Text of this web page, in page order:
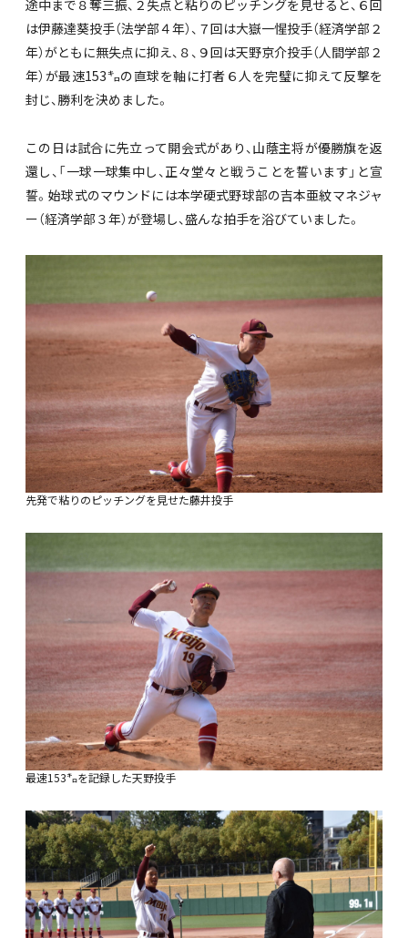
途中まで８奪三振、２失点と粘りのピッチングを見せると、６回
は伊藤達葵投手（法学部４年）、７回は大嶽一惺投手（経済学部２
年）がともに無失点に抑え、８、９回は天野京介投手（人間学部２
年）が最速153㌔の直球を軸に打者６人を完璧に抑えて反撃を
封じ、勝利を決めました。
この日は試合に先立って開会式があり、山蔭主将が優勝旗を返
還し、「一球一球集中し、正々堂々と戦うことを誓います」と宣
誓。始球式のマウンドには本学硬式野球部の吉本亜紋マネジャ
ー（経済学部３年）が登場し、盛んな拍手を浴びていました。
先発で粘りのピッチングを見せた藤井投手
最速153㌔を記録した天野投手